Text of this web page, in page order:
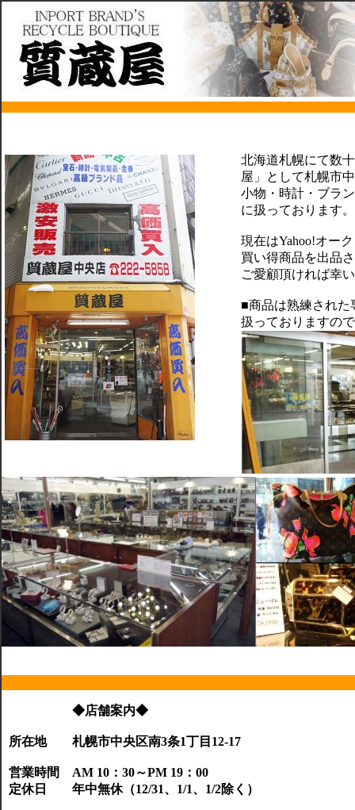
北海道札幌にて数
屋」として札幌市
小物・時計・ブラ
に扱っております。
現在はYahoo!オー
買い得商品を出品
ご愛顧頂ければ幸
■商品は熟練された
扱っておりますの
◆店舗案内◆
所在地 札幌市中央区南3条1丁目12-17
営業時間 AM 10 ： 30～PM 19 ： 00
定休日 年中無休（12/31、 1/1、 1/2除く）